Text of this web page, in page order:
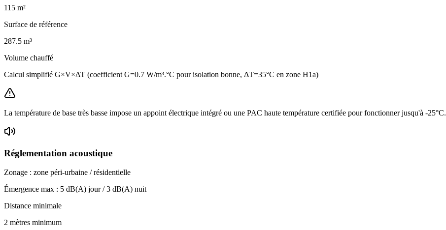
115 m²
Surface de référence
287.5 m³
Volume chauffé
Calcul simplifié G×V×ΔT (coefficient G=0.7 W/m³.°C pour isolation bonne, ΔT=35°C en zone H1a)
La température de base très basse impose un appoint électrique intégré ou une PAC haute température certifiée pour fonctionner jusqu'à -25°C.
Réglementation acoustique
Zonage : zone péri-urbaine / résidentielle
Émergence max : 5 dB(A) jour /3 dB(A) nuit
Distance minimale
2 mètres minimum